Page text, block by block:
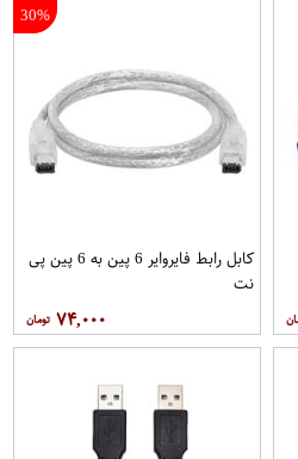
30%
کابل رابط فایروایر 6 پین به 6 پین پی
۷۴,۰۰۰